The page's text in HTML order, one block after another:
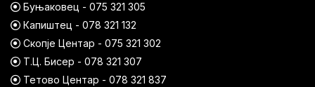
Буњаковец - 075 321 305
Капиштец - 078 321 132
Скопје Центар - 075 321 302
Т.Ц. Бисер - 078 321 307
Тетово Центар - 078 321 837